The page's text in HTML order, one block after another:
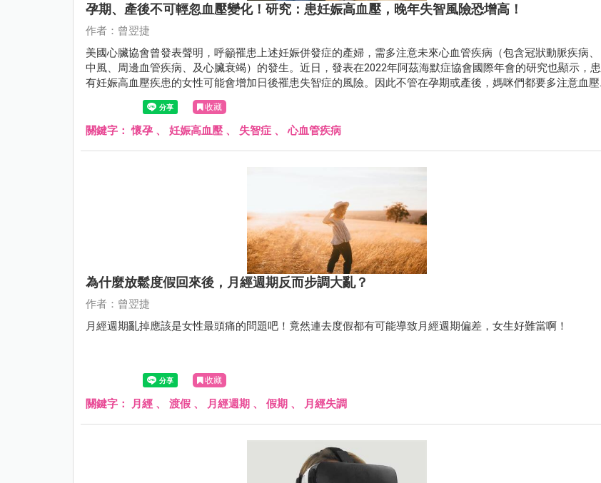
孕期、產後不可輕忽血壓變化！研究：患妊娠高血壓，晚年失智風險恐增高！
作者：曾翌捷
美國心臟協會曾發表聲明，呼籲罹患上述妊娠併發症的產婦，需多注意未來心血管疾病（包含冠狀動脈疾病、
中風、周邊血管疾病、及心臟衰竭）的發生。近日，發表在2022年阿茲海默症協會國際年會的研究也顯示，患
有妊娠高血壓疾患的女性可能會增加日後罹患失智症的風險。因此不管在孕期或產後，媽咪們都要多注意血壓
收藏
關鍵字：懷孕 、 妊娠高血壓 、 失智症 、心血管疾病
為什麼放鬆度假回來後，月經週期反而步調大亂？
作者：曾翌捷
月經週期亂掉應該是女性最頭痛的問題吧！竟然連去度假都有可能導致月經週期偏差，女生好難當啊！
收藏
關鍵字： 月經 、 渡假 、 月經週期 、 假期 、 月經失調